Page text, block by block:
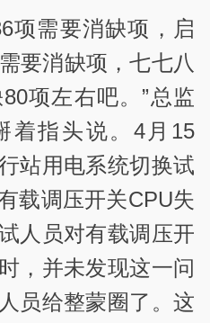
项需要消缺项，启
要消缺项，七七八
项左右吧。”总监
着指头说。4月15
站用电系统切换试
载调压开关CPU失
人员对有载调压开
，并未发现这一问
员给整蒙圈了。这